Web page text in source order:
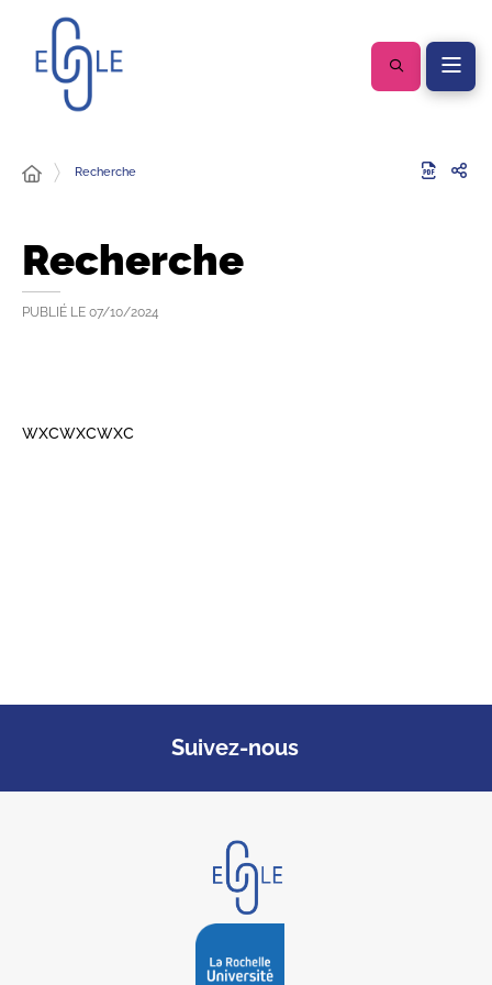
Recherche
Recherche
PUBLIÉ LE 07/10/2024
wxcwxcwxc
Suivez-nous